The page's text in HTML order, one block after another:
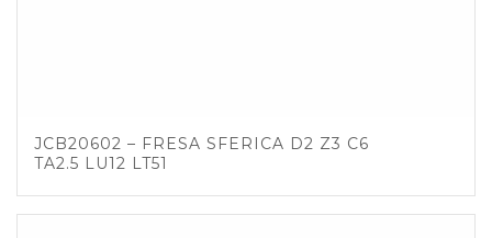
JCB20602 – FRESA SFERICA D2 Z3 C6
TA2.5 LU12 LT51